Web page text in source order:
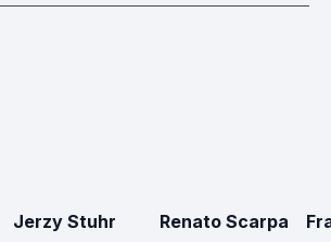
Jerzy Stuhr
Renato Scarpa